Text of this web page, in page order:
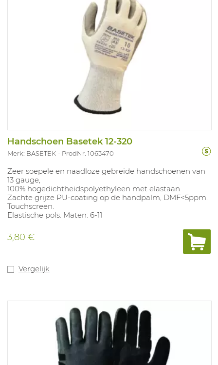
Handschoen Basetek 12-320
Merk: BASETEK ProdNr. 1063470
Zeer soepele en naadloze gebreide handschoenen van
13 gauge,
100% hogedichtheidspolyethyleen met elastaan
Zachte grijze PU-coating op de handpalm, DMF<5ppm.
Touchscreen.
Elastische pols. Maten: 6-11
3,80 €
Vergelijk